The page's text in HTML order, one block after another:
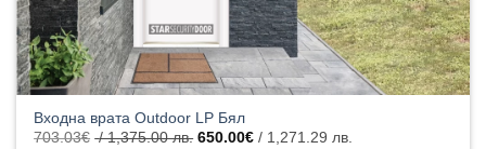
Входна врата Outdoor LP Бял
703.03€ / 1,375.00 лв. Original
650.00€ / 1,271.29 лв.